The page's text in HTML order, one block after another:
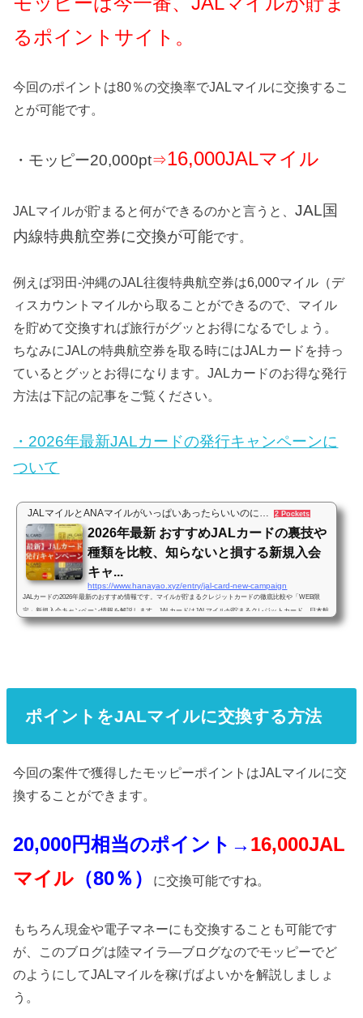
るポイントサイト。
今回のポイントは80％の交換率でJALマイルに交換するこ
とが可能です。
・モッピー20,000pt⇒16,000JALマイル
JALマイルが貯まると何ができるのかと言うと、JAL国
内線特典航空券に交換が可能です。
例えば羽田-沖縄のJAL往復特典航空券は6,000マイル（デ
ィスカウントマイルから取ることができるので、マイル
を貯めて交換すれば旅行がグッとお得になるでしょう。
ちなみにJALの特典航空券を取る時にはJALカードを持っ
ているとグッとお得になります。JALカードのお得な発行
方法は下記の記事をご覧ください。
・2026年最新JALカードの発行キャンペーンに
ついて
JALマイルとANAマイルがいっぱいあったらいいのに… 2 Pockets
2026年最新 おすすめJALカードの裏技や
種類を比較、知らないと損する新規入会
キャ...
https://www.hanayao.xyz/entry/jal-card-new-campaign
JALカードの2026年最新のおすすめ情報です。マイルが貯まるクレジットカードの徹底比較や「WEB限
定」新規入会キャンペーン情報を解説します。JALカードはJALマイルが貯まるクレジットカード、日本航
空がクレジットカード会社と提携して発行しています。もし貴方がJALマイルを貯めたいと思っているの
ポイントをJALマイルに交換する方法
今回の案件で獲得したモッピーポイントはJALマイルに交
換することができます。
20,000円相当のポイント → 16,000JAL
マイル （80％） に交換可能ですね。
もちろん現金や電子マネーにも交換することも可能です
が、このブログは陸マイラ―ブログなのでモッピーでど
のようにしてJALマイルを稼げばよいかを解説しましょ
う。